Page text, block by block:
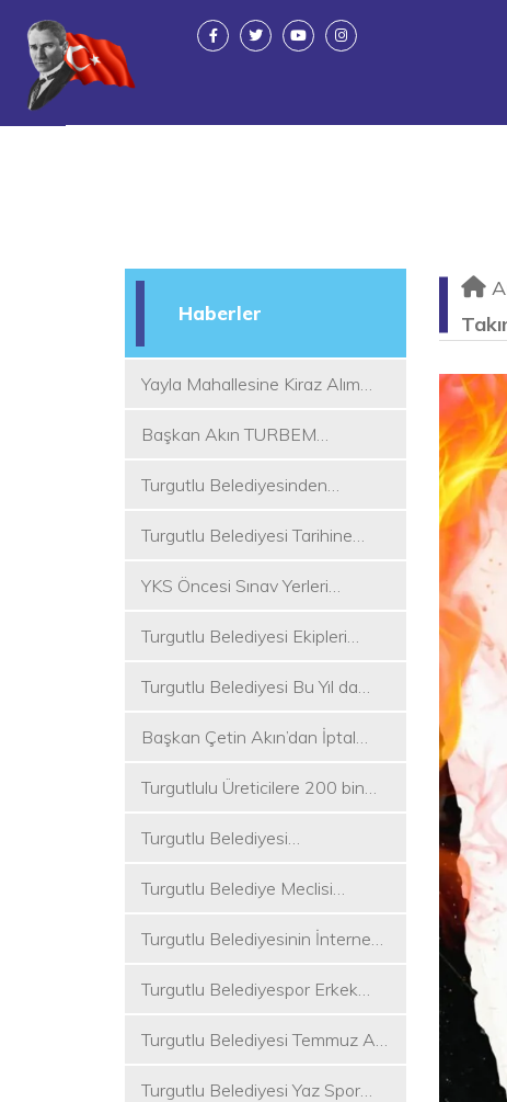
Haberler
Yayla Mahallesine Kiraz Alım
Başkan Akın TURBEM
Turgutlu Belediyesinden
Mesai
Turgutlu Belediyesi Tarihine
YKS Öncesi Sınav Yerleri
Turgutlu Belediyesi Ekipleri
Hizmete Devam Ediyor
Turgutlu Belediyesi Bu Yıl da
Kuracak
Başkan Çetin Akın’dan İptal
Turgutlulu Üreticilere 200 bin
Turgutlu Belediyesi
Turgutlu Belediye Meclisi
Turgutlu Belediyesinin İnternet
Turgutlu Belediyespor Erkek
Turgutlu Belediyesi Temmuz Ayı
Turgutlu Belediyesi Yaz Spor